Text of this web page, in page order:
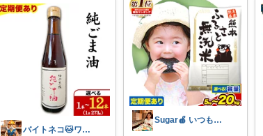
バイトネコ🐱ワンオペママ喜ぶ便利グッズ
Sugar🍎 いつもの毎日を気分良く♡